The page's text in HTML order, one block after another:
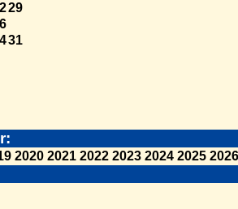
29
31
2020 2021 2022 2023 2024 2025 2026